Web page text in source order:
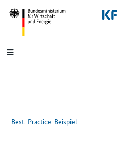
SrOnlyNavigation
Hauptmenü
Best-Practice-Beispiel